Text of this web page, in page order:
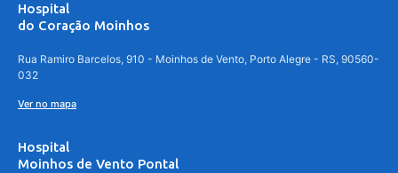
Hospital
do Coração Moinhos
Rua Ramiro Barcelos, 910 - Moinhos de Vento, Porto Alegre - RS, 90560-
032
Ver no mapa
Hospital
Moinhos de Vento Pontal